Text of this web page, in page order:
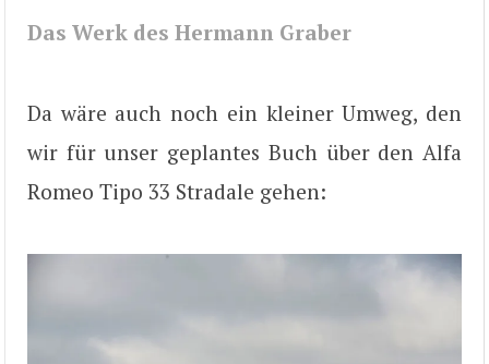
Das Werk des Hermann Graber
Da wäre auch noch ein kleiner Umweg, den
wir für unser geplantes Buch über den Alfa
Romeo Tipo 33 Stradale gehen: